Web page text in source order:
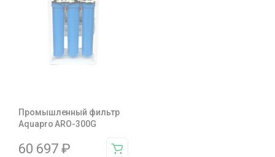
Промышленный фильтр
Aquapro ARO-300G
60 697 ₽